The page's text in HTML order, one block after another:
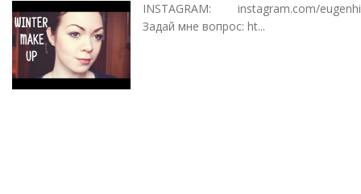
INSTAGRAM: instagram.com/
Задай мне вопрос: ht...